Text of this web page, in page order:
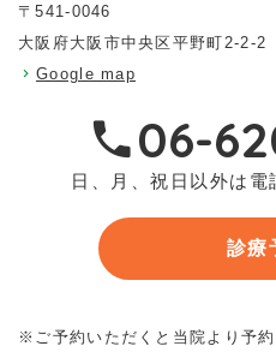
〒541-0046
大阪府大阪市中央区平野町2-2-2
Google map
06-
日、月、祝日以外は電
診療
※ご予約いただくと当院より予